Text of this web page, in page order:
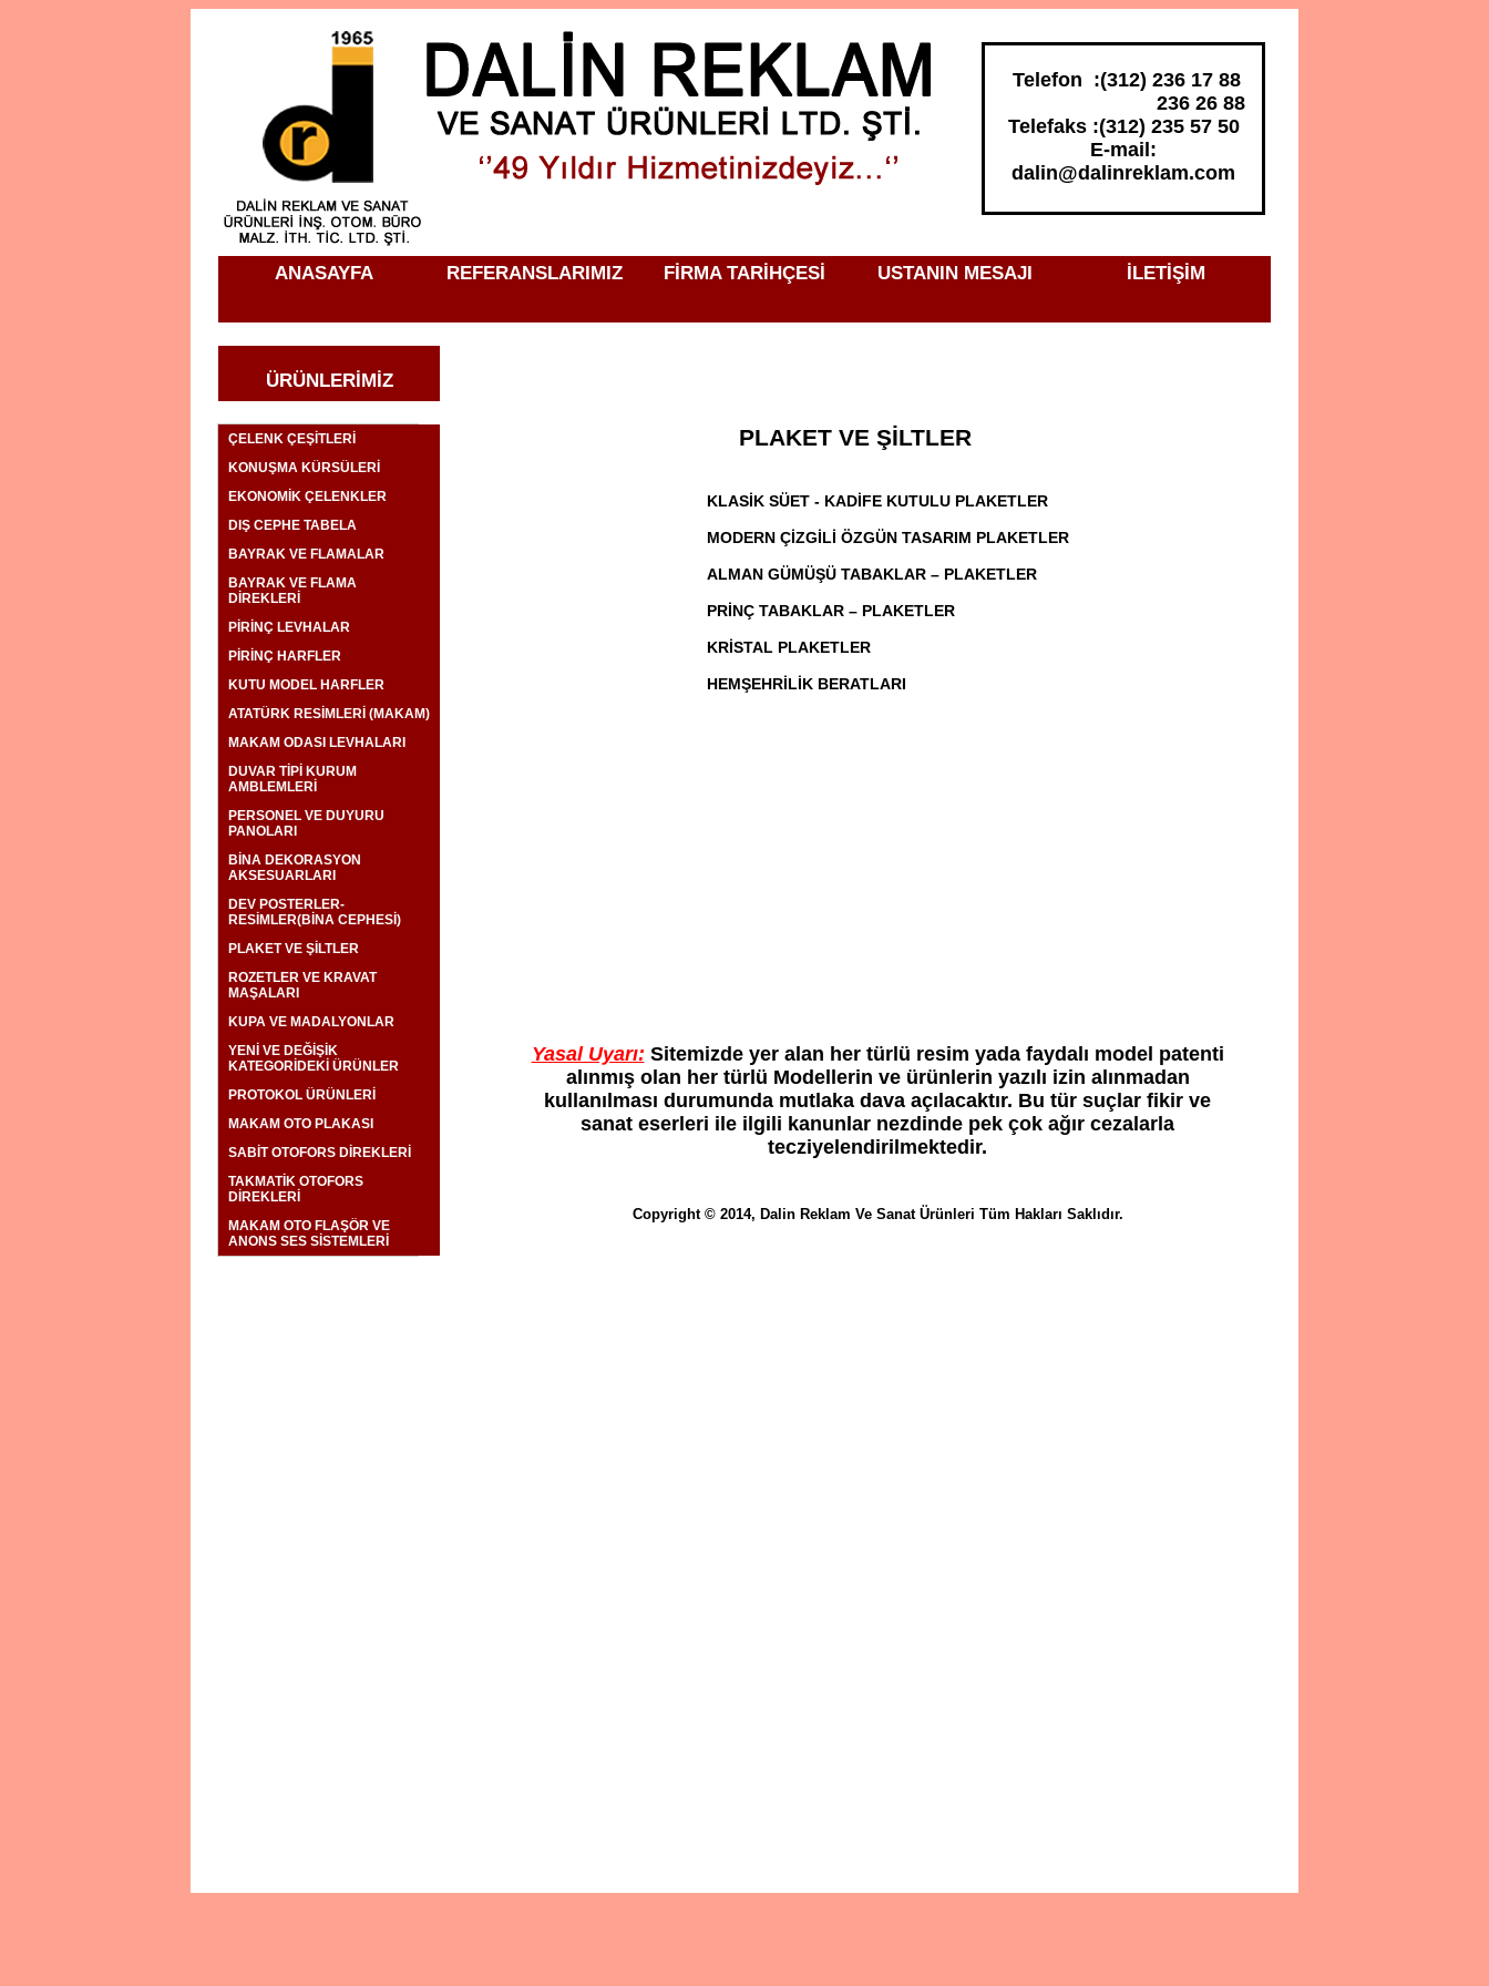
Telefon :(312) 236 17 88
236 26 88
Telefaks :(312) 235 57 50
E-mail:
dalin@dalinreklam.com
İLETİŞİM
USTANIN MESAJI
FİRMA TARİHÇESİ
REFERANSLARIMIZ
ANASAYFA
ÜRÜNLERİMİZ
ÇELENK ÇEŞİTLERİ
KONUŞMA KÜRSÜLERİ
EKONOMİK ÇELENKLER
DIŞ CEPHE TABELA
BAYRAK VE FLAMALAR
BAYRAK VE FLAMA
DİREKLERİ
PİRİNÇ LEVHALAR
PİRİNÇ HARFLER
KUTU MODEL HARFLER
ATATÜRK RESİMLERİ (MAKAM)
MAKAM ODASI LEVHALARI
DUVAR TİPİ KURUM
AMBLEMLERİ
PERSONEL VE DUYURU
PANOLARI
BİNA DEKORASYON
AKSESUARLARI
DEV POSTERLER-
RESİMLER(BİNA CEPHESİ)
PLAKET VE ŞİLTLER
ROZETLER VE KRAVAT
MAŞALARI
KUPA VE MADALYONLAR
YENİ VE DEĞİŞİK
KATEGORİDEKİ ÜRÜNLER
PROTOKOL ÜRÜNLERİ
MAKAM OTO PLAKASI
SABİT OTOFORS DİREKLERİ
TAKMATİK OTOFORS
DİREKLERİ
MAKAM OTO FLAŞÖR VE
ANONS SES SİSTEMLERİ
PLAKET VE ŞİLTLER
KLASİK SÜET - KADİFE KUTULU PLAKETLER
MODERN ÇİZGİLİ ÖZGÜN TASARIM PLAKETLER
ALMAN GÜMÜŞÜ TABAKLAR – PLAKETLER
PRİNÇ TABAKLAR – PLAKETLER
KRİSTAL PLAKETLER
HEMŞEHRİLİK BERATLARI
Yasal Uyarı: Sitemizde yer alan her türlü resim yada faydalı model patenti
alınmış olan her türlü Modellerin ve ürünlerin yazılı izin alınmadan
kullanılması durumunda mutlaka dava açılacaktır. Bu tür suçlar fikir ve
sanat eserleri ile ilgili kanunlar nezdinde pek çok ağır cezalarla
tecziyelendirilmektedir.
Copyright © 2014, Dalin Reklam Ve Sanat Ürünleri Tüm Hakları Saklıdır.